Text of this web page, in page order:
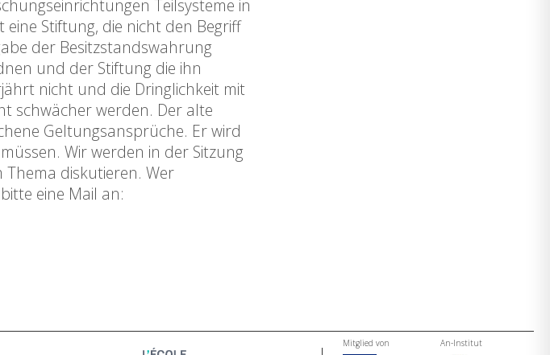
Teilsysteme in
Stiftung, die nicht den Begriff
der Besitzstandswahrung
und der Stiftung die ihn
nicht und die Dringlichkeit mit
schwächer werden. Der alte
Geltungsansprüche. Er wird
Wir werden in der Sitzung
diskutieren. Wer
eine Mail an:
Mitglied von An-Institut